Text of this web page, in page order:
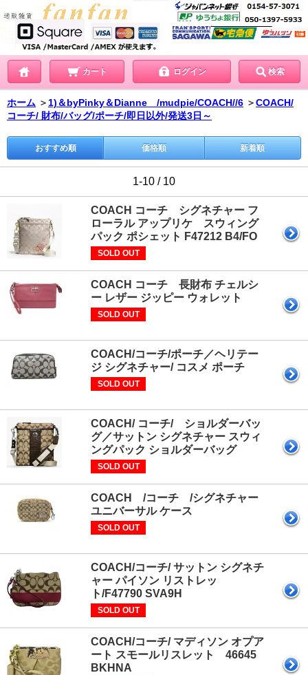
カート ログイン 検索
ホーム ＞1)＆byPinky＆Dianne /mudpie/COACH//6 ＞COACH/
コーチ/ 財布/バッグ/ポーチ/即日以外/発送3日～
おすすめ順 価格順 新着順
1-10 / 10
COACH コーチ シグネチャー フ
ローラル アップリケ スウィング
パック ポシェット F47212 B4/FO
SOLD OUT
COACH コーチ 長財布 チェルシ
ー レザー ジッピー ウォレット
SOLD OUT
COACH/コーチ/ポーチ／ヘリテー
ジ シグネチャー/ コスメ ポーチ
SOLD OUT
COACH/ コーチ/ ショルダーバッ
グ／サットン シグネチャー スウィ
ングパック ショルダーバッグ
SOLD OUT
COACH /コーチ /シグネチャー
ユニバーサル ケース
SOLD OUT
COACH/コーチ/ サットン シグネチ
ャー パイソン リストレッ
ト/F47790 SVA9H
SOLD OUT
COACH/コーチ/ マディソン オプア
ート スモールリスレット 46645
BKHNA